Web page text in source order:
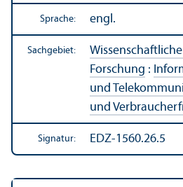
Sprache: engl.
Sachgebiet:
Forschung :
und
und
Signatur: EDZ-1560.26.5